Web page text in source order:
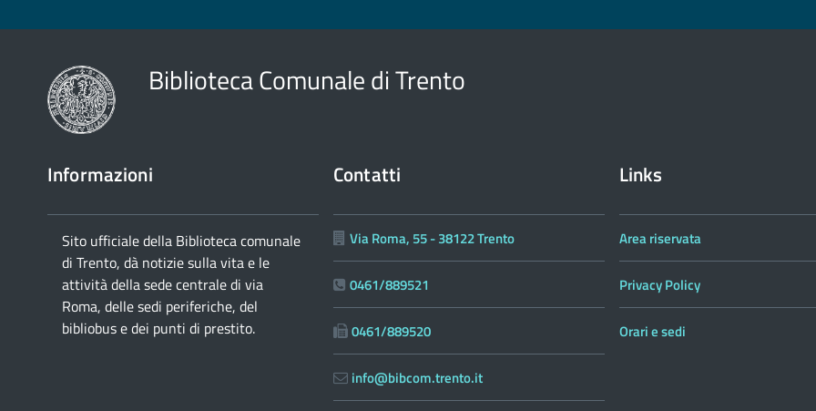
Biblioteca Comunale di Trento
Informazioni
Sito ufficiale della Biblioteca comunale
di Trento, dà notizie sulla vita e le
attività della sede centrale di via
Roma, delle sedi periferiche, del
bibliobus e dei punti di prestito.
Contatti
Via Roma, 55 - 38122 Trento
0461/889521
0461/889520
info@bibcom.trento.it
Links
Area riservata
Privacy Policy
Orari e sedi